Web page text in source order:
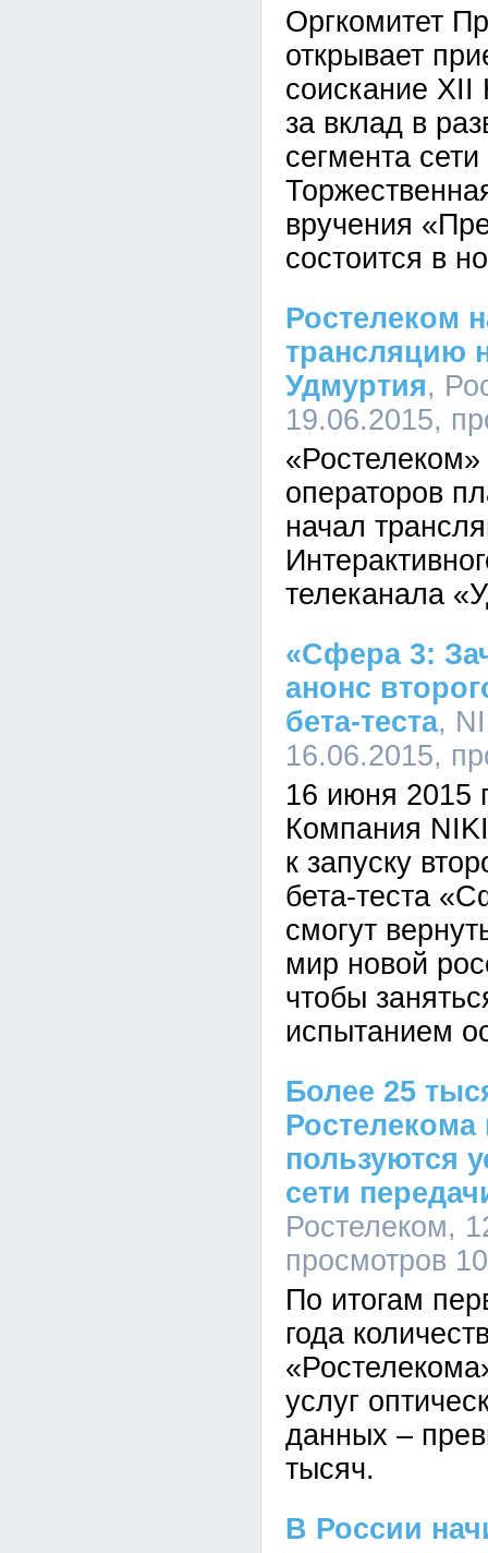
Оргкомитет
открывает
соискание
за вклад в
сегмента
вручения
состоится в
Ростелеком
трансляцию
Удмуртия,
19.06.2015,
операторов
начал
телеканала
«Сфера 3:
анонс
бета-теста,
16.06.2015,
16 июня 2015
Компания
к запуску
бета-теста
смогут
мир новой
чтобы
испытанием
Более 25
Ростелекома
пользуются
сети
Ростелеком,
просмотров
По итогам
года
услуг
данных –
тысяч.
В России